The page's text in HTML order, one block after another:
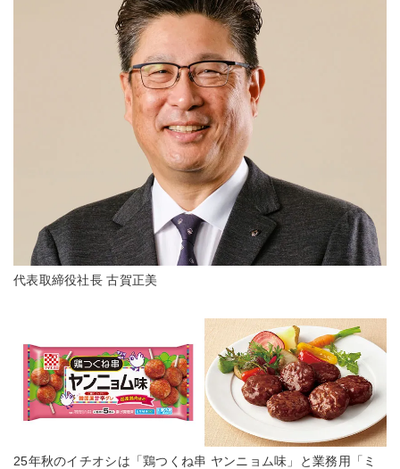
代表取締役社長 古賀正美
25年秋のイチオシは「鶏つくね串 ヤンニョム味」と業務用「ミ